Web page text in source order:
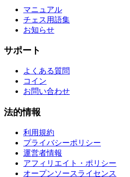
マニュアル
チェス用語集
お知らせ
サポート
よくある質問
コイン
お問い合わせ
法的情報
利用規約
プライバシーポリシー
運営者情報
アフィリエイト・ポリシー
オープンソースライセンス